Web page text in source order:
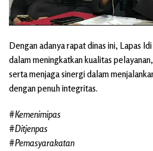
Dengan adanya rapat dinas ini, Lapas
dalam meningkatkan kualitas
serta menjaga sinergi dalam
dengan penuh integritas.
#Kemenimipas
#Ditjenpas
#Pemasyarakatan